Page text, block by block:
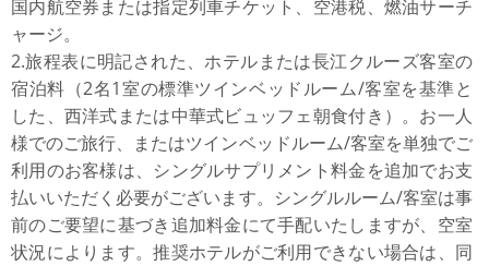
国内航空券または指定列車チケット、空港税、燃油サーチ
ャージ。
2.旅程表に明記された、ホテルまたは長江クルーズ客室の
宿泊料（2名1室の標準ツインベッドルーム/客室を基準と
した、西洋式または中華式ビュッフェ朝食付き）。お一人
様でのご旅行、またはツインベッドルーム/客室を単独でご
利用のお客様は、シングルサプリメント料金を追加でお支
払いいただく必要がございます。シングルルーム/客室は事
前のご要望に基づき追加料金にて手配いたしますが、空室
状況によります。推奨ホテルがご利用できない場合は、同